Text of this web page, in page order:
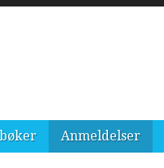
Anmeldelser